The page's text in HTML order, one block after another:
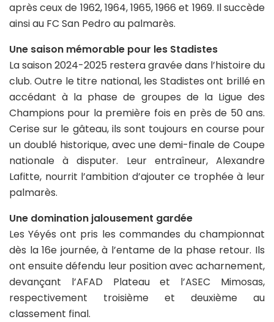
après ceux de 1962, 1964, 1965, 1966 et 1969. Il succède
ainsi au FC San Pedro au palmarès.
Une saison mémorable pour les Stadistes
La saison 2024-2025 restera gravée dans l’histoire du
club. Outre le titre national, les Stadistes ont brillé en
accédant à la phase de groupes de la Ligue des
Champions pour la première fois en près de 50 ans.
Cerise sur le gâteau, ils sont toujours en course pour
un doublé historique, avec une demi-finale de Coupe
nationale à disputer. Leur entraîneur, Alexandre
Lafitte, nourrit l’ambition d’ajouter ce trophée à leur
palmarès.
Une domination jalousement gardée
Les Yéyés ont pris les commandes du championnat
dès la 16e journée, à l’entame de la phase retour. Ils
ont ensuite défendu leur position avec acharnement,
devançant l’AFAD Plateau et l’ASEC Mimosas,
respectivement troisième et deuxième au
classement final.